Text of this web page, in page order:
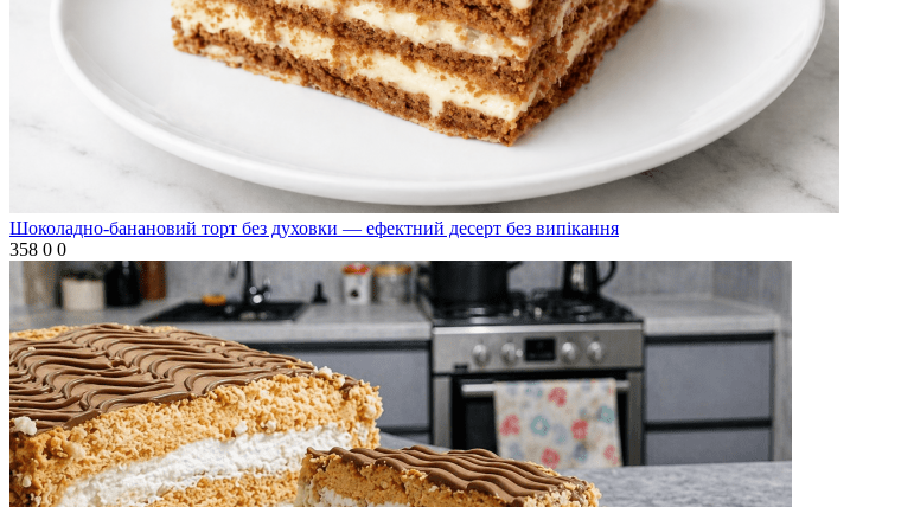
Шоколадно-банановий торт без духовки — ефектний десерт без випікання
358 0 0